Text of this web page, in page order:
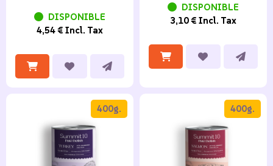
DISPONIBLE
4,54 € Incl. Tax
DISPONIBLE
3,10 € Incl. Tax
400g. 400g.